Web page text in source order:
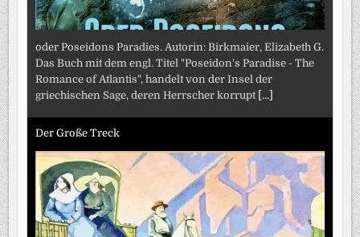
oder Poseidons Paradies. Autorin: Birkmaier, Elizabeth G.
Das Buch mit dem engl. Titel "Poseidon's Paradise - The
Romance of Atlantis", handelt von der Insel der
griechischen Sage, deren Herrscher korrupt [...]
Der Große Treck